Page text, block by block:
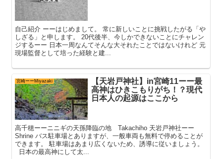
自己紹介 ーーはじめまして。 常に新しいことに挑戦したがる「や
しざる」と申します。 20代後半、今しかできないことにチャレン
ジするーー 日本一周なんてそんな大それたことではないけれど 元
現場監督として培った経験と建...
宮崎ーーMiyazaki
【天岩戸神社】in宮崎11ーー最
高神はひきこもりがち！？現代
日本人の起源はここから
高千穂ーーニニギの天孫降臨の地 Takachiho 天岩戸神社ーー
Shrine バス駐車場とありますが、一般車両も無料で停めることが
できます。 駐車場はあまり広くないため、誘導に従いましょう。
日本の最高神にして太...